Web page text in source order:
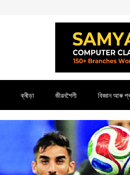
ক্ৰীড়া জীৱনশৈলী বিজ্ঞান আৰু